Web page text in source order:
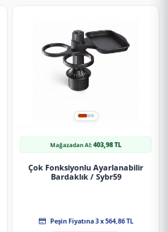
Mağazadan Al:403,98 TL
Çok Fonksiyonlu Ayarlanabilir
Bardaklık / Sybr59
Peşin Fiyatına 3 x 564,86 TL